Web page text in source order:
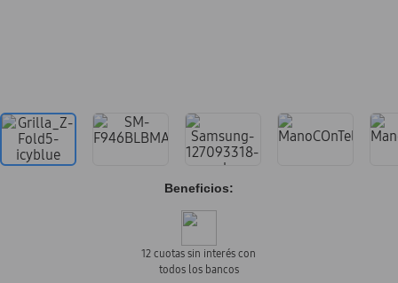
Beneficios:
12 cuotas sin interés con
todos los bancos